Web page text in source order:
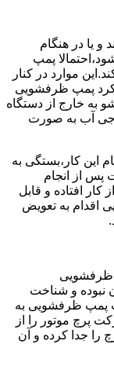
یا در هنگام
پمپ
موارد در کنار
پمپ ظرفشویی
خارج از دستگاه
آب به صورت
این کار،بستگی به
از انجام
افتاده و قابل
اقدام به تعویض
ظرفشویی
نبوده و شناخت
پمپ ظرفشویی به
پرچ موتور را از
را جدا کرده و آن